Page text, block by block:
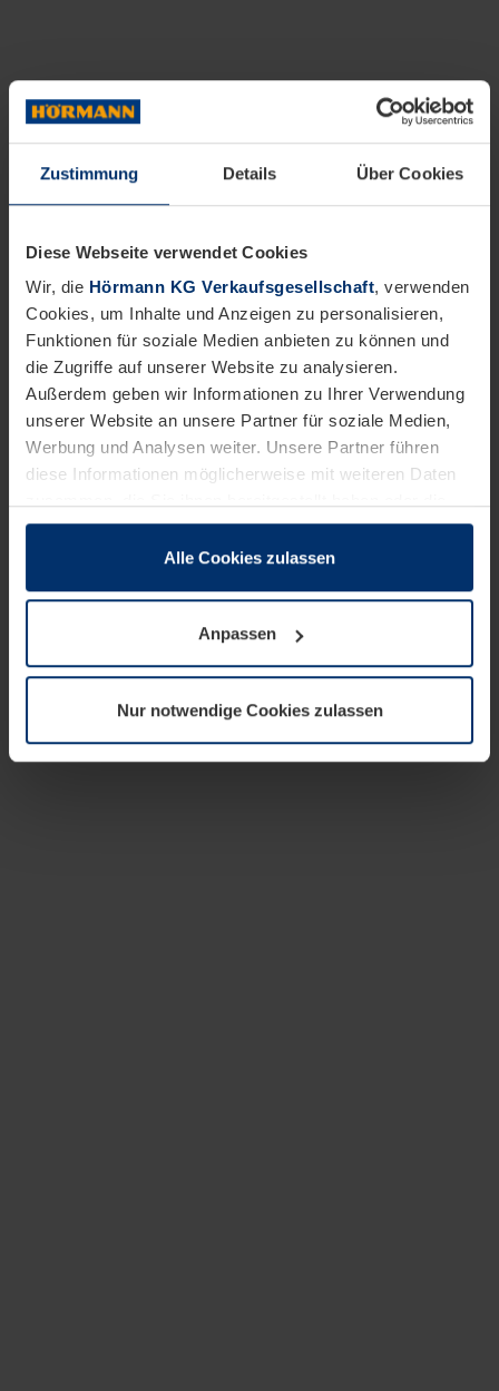
Zustimmung Details Über Cookies
Diese Webseite verwendet Cookies
Wir, die Hörmann KG Verkaufsgesellschaft, verwenden
Cookies, um Inhalte und Anzeigen zu personalisieren,
Funktionen für soziale Medien anbieten zu können und
die Zugriffe auf unserer Website zu analysieren.
Außerdem geben wir Informationen zu Ihrer Verwendung
unserer Website an unsere Partner für soziale Medien,
Werbung und Analysen weiter. Unsere Partner führen
diese Informationen möglicherweise mit weiteren Daten
sie im Rahmen Ihrer Nutzung der Dienste gesammelt
wenn diese für den Betrieb dieser Seite unbedingt
notwendig sind. Für alle anderen Cookie-Typen benötigen
wir Ihre Erlaubnis. Ihre Einwilligung können Sie jederzeit
Datenschutzerklärungunserer Website ändern oder
widerrufen.
Alle Cookies zulassen
Anpassen
Nur notwendige Cookies zulassen